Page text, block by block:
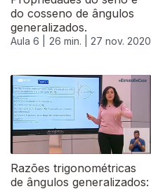
do cosseno de ângulos
generalizados.
Aula 6 | 26 min. | 27 nov. 2020
Razões trigonométricas
de ângulos generalizados: